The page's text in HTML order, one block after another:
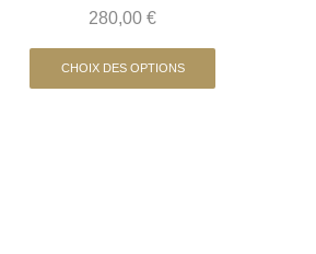
280,00 €
CHOIX DES OPTIONS